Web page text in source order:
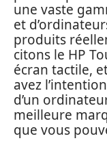
une vaste
et
produits
citons le HP
écran tactile,
avez
d’un
meilleure
que vous